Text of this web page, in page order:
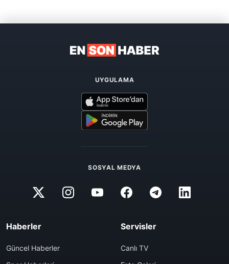
UYGULAMA
SOSYAL MEDYA
Haberler
Güncel Haberler
Servisler
Canlı TV